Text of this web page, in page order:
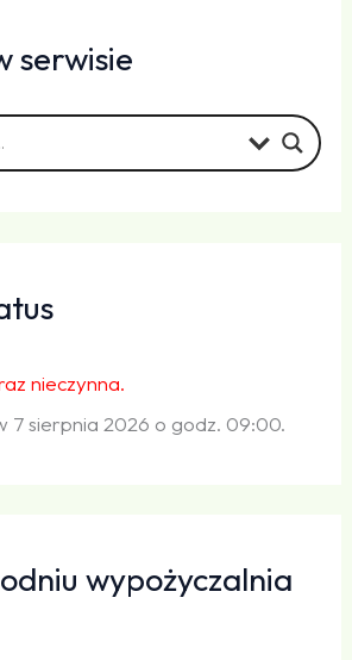
serwisie
nieczynna.
7 sierpnia 2026 o godz. 09:00.
wypożyczalnia